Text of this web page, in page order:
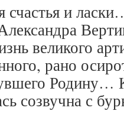
счастья и
великого
рано
Родину…
созвучна с